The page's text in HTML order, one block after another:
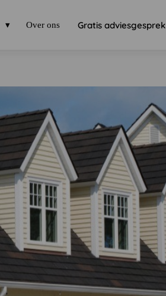
Over ons Gratis adviesgesprek